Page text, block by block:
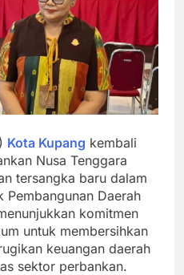
Kota Kupang kembali
Nusa Tenggara
tersangka baru dalam
Daerah
komitmen
untuk membersihkan
keuangan daerah
sektor perbankan.